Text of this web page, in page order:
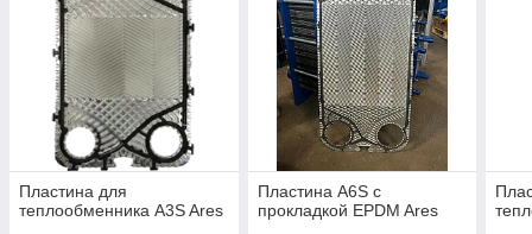
Пластина для
теплообменника A3S Ares
Пластина A6S с
прокладкой EPDM Ares